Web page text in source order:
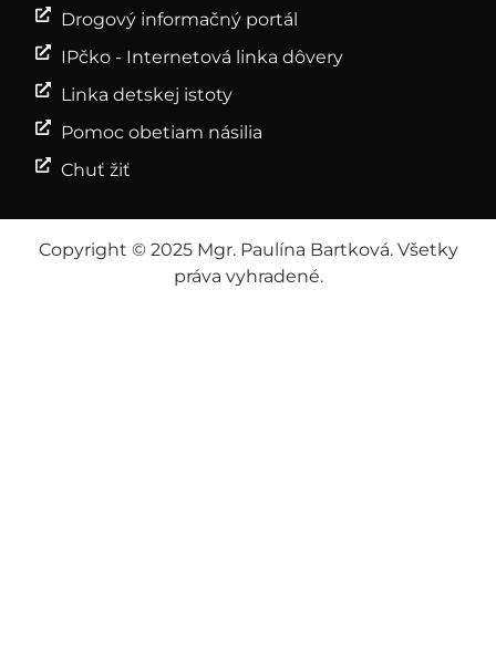
Drogový informačný portál
IPčko - Internetová linka dôvery
Linka detskej istoty
Pomoc obetiam násilia
Chuť žiť
Copyright © 2025 Mgr. Paulína Bartková. Všetky
práva vyhradené.